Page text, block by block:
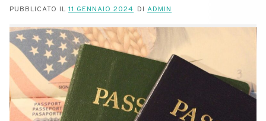
PUBBLICATO IL 11 GENNAIO 2024 DI ADMIN